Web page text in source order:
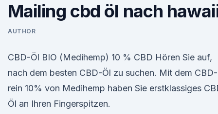
Mailing cbd öl nach
AUTHOR
CBD-Öl BIO (Medihemp) 10 % CBD Hören Sie auf,
nach dem besten CBD-Öl zu suchen. Mit dem
rein 10% von Medihemp haben Sie erstklassiges
Öl an Ihren Fingerspitzen.